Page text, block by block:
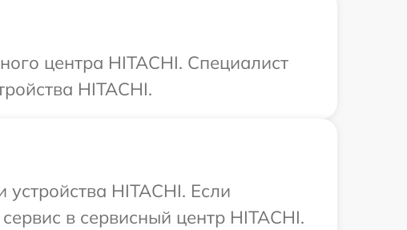
центра HITACHI. Специалист
HITACHI.
HITACHI. Если
в сервисный центр HITACHI.